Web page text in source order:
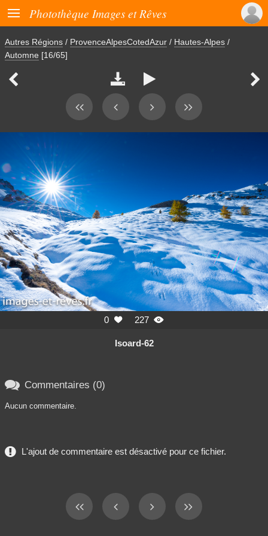
 Photothèque Images et Rêves
Autres Régions / ProvenceAlpesCotedAzur / Hautes-Alpes /
Automne [16/65]
   
0  227 
Isoard-62
 Commentaires (0)
Aucun commentaire.
L'ajout de commentaire est désactivé pour ce fichier.